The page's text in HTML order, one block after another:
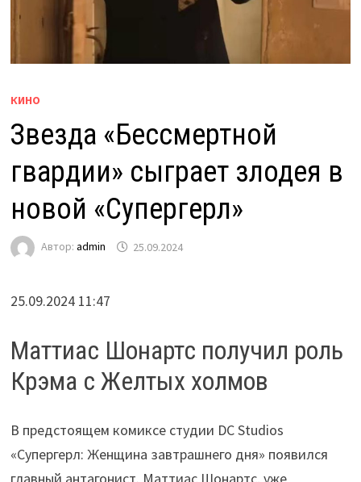
КИНО
Звезда «Бессмертной
гвардии» сыграет злодея в
новой «Супергерл»
Автор: admin 25.09.2024
25.09.2024 11:47
Маттиас Шонартс получил роль
Крэма с Желтых холмов
В предстоящем комиксе студии DC Studios
«Супергерл: Женщина завтрашнего дня» появился